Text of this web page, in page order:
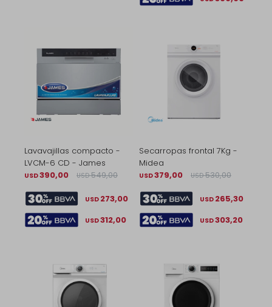
Lavavajillas compacto -
LVCM-6 CD - James
USD390,00 USD 549,00
USD 273,00
USD312,00
Secarropas frontal 7Kg -
Midea
USD379,00 USD 530,00
USD 265,30
USD303,20